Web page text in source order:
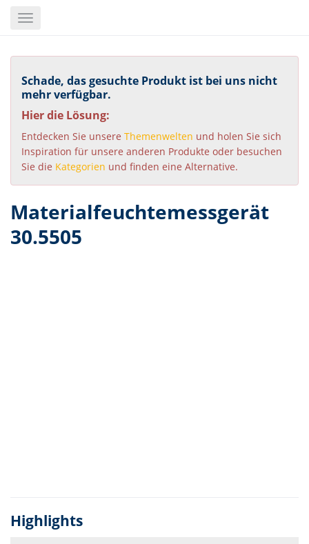
content
Toggle
Schade, das gesuchte Produkt ist bei uns nicht
mehr verfügbar.
Hier die Lösung:
Entdecken Sie unsere Themenwelten und holen Sie sich
Inspiration für unsere anderen Produkte oder besuchen
Sie die Kategorien und finden eine Alternative.
Materialfeuchtemessgerät
30.5505
Highlights